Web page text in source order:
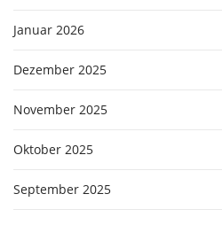
Januar 2026
Dezember 2025
November 2025
Oktober 2025
September 2025